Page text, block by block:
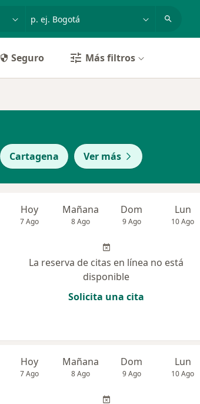
o nombrep. ej. Bogotá
Seguro Más filtros
Cartagena Ver más
Hoy
7 Ago
Mañana
8 Ago
Dom
9 Ago
Lun
10 Ago
La reserva de citas en línea no está
disponible
Solicita una cita
Hoy
7 Ago
Mañana
8 Ago
Dom
9 Ago
Lun
10 Ago